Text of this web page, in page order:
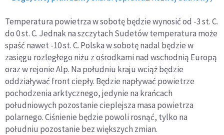
Temperatura powietrza w sobotę będzie wynosić od -3 st. C.
do 0 st. C. Jednak na szczytach Sudetów temperatura może
spaść nawet -10 st. C. Polska w sobotę nadal będzie w
zasięgu rozległego niżu z ośrodkami nad wschodnią Europą
oraz w rejonie Alp. Na południu kraju wciąż będzie
oddziaływać front ciepły. Będzie napływać powietrze
pochodzenia arktycznego, jedynie na krańcach
południowych pozostanie cieplejsza masa powietrza
polarnego. Ciśnienie będzie powoli rosnąć, tylko na
południu pozostanie bez większych zmian.